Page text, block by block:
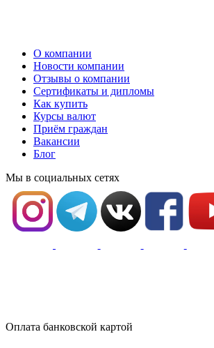
О компании
Новости компании
Отзывы о компании
Сертификаты и дипломы
Как купить
Курсы валют
Приём граждан
Вакансии
Блог
Мы в социальных сетях
Оплата банковской картой